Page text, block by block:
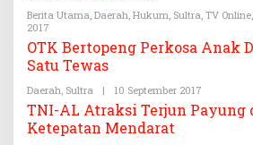
C
Berita Utama, Daerah, Hukum, Sultra, TV Online,
2017
L
E
H
E
G
A
S
OTK Bertopeng Perkosa Anak
Satu Tewas
Daerah, Sultra | 10 September 2017
E
TNI-AL Atraksi Terjun Payung
Ketepatan Mendarat